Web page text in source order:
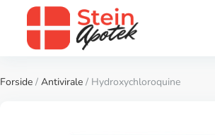
Forside / Antivirale / Hydroxychloroquine